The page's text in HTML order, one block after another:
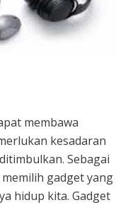
membawa
kesadaran
Sebagai
gadget yang
hidup kita. Gadget